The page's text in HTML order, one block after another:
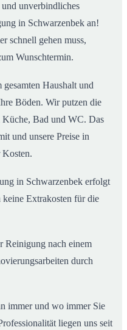
unverbindliches
in Schwarzenbek an!
schnell gehen muss,
Wunschtermin.
Haushalt und
Böden. Wir putzen die
Bad und WC. Das
und unsere Preise in
in Schwarzenbek erfolgt
keine Extrakosten für die
Reinigung nach einem
durch
immer und wo immer Sie
liegen uns seit